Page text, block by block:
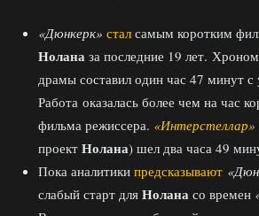
«Дюнкерк» стал самым коротким
Нолана за последние 19 лет.
драмы составил один час 47 минут с
Работа оказалась более чем на час
фильма режиссера. «Интерстеллар»
проект Нолана) шел два часа 49
Пока аналитики предсказывают
слабый старт для Нолана со времен